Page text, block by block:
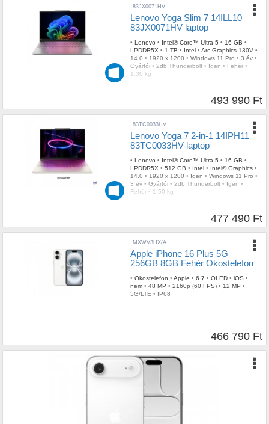
83JX0071HV
Lenovo Yoga Slim 7 14ILL10
83JX0071HV laptop
• Lenovo • Intel® Core™ Ultra 5 • 16 GB •
LPDDR5X • 1 TB • Intel • Arc Graphics 130V •
14.0 • 1920 x 1200 • Windows 11 Pro • 3 év •
Gyártói • 2db Thunderbolt • Igen • Fehér •
1,30 kg
493 990 Ft
83TC0033HV
Lenovo Yoga 7 2-in-1 14IPH11
83TC0033HV laptop
• Lenovo • Intel® Core™ Ultra 5 • 16 GB •
LPDDR5X • 512 GB • Intel • Intel® Graphics •
14.0 • 1920 x 1200 • Igen • Windows 11 Pro •
3 év • Gyártói • 2db Thunderbolt • Igen •
Fehér • 1,50 kg
477 490 Ft
MXWV3HX/A
Apple iPhone 16 Plus 5G
256GB 8GB Fehér Okostelefon
• Okostelefon • Apple • 6.7 • OLED • iOS •
nem • 48 MP • 2160p (60 FPS) • 12 MP •
5G/LTE • IP68
466 790 Ft